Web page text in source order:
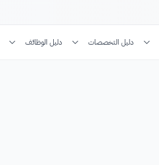
دليل التخصصات دليل الوظائف